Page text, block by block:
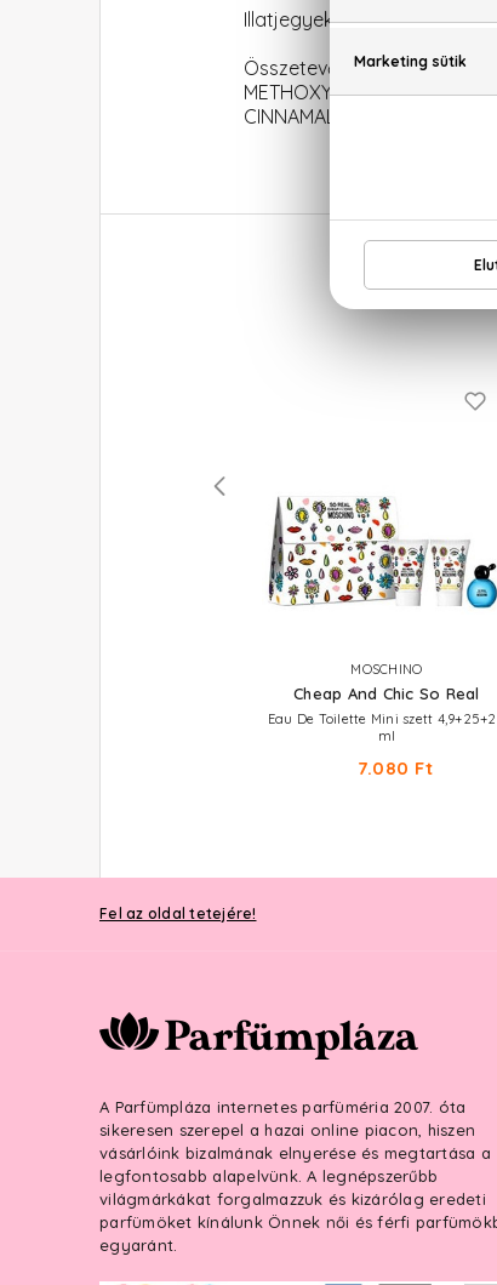
Illatjegyek: Narancs,
Összetevők: ALCOHOL
METHOXYCINNAMATE,
CINNAMAL, GERANIOL
MOSCHINO
Cheap And Chic So Real
Eau De Toilette Mini szett
ml
7.080 Ft
Fel az oldal tetejére!
A Parfümpláza internetes parfüméria 2007. óta
sikeresen szerepel a hazai online piacon, hiszen
vásárlóink bizalmának elnyerése és megtartása a
legfontosabb alapelvünk. A legnépszerűbb
világmárkákat forgalmazzuk és kizárólag eredeti
parfümöket kínálunk Önnek női és férfi
egyaránt.